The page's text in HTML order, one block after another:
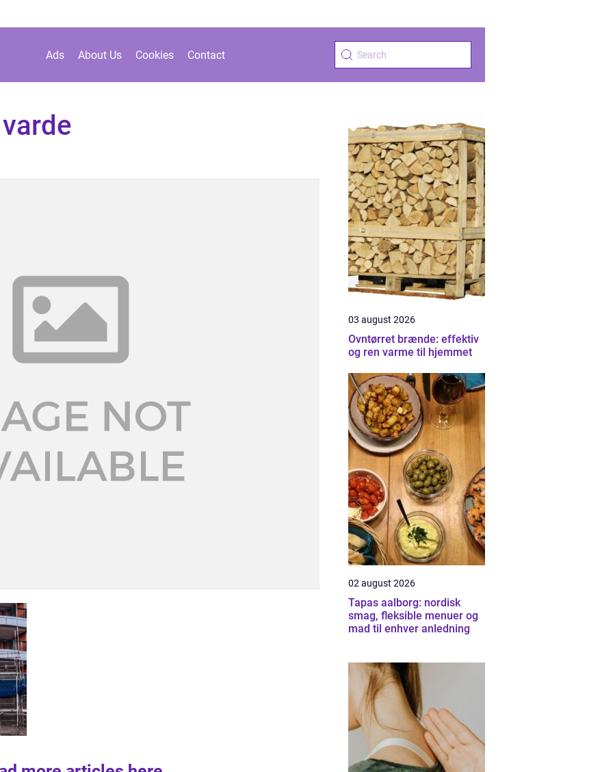
Ads About Us Cookies Contact
03 august 2026
Ovntørret brænde: effektiv
og ren varme til hjemmet
02 august 2026
Tapas aalborg: nordisk
smag, fleksible menuer og
mad til enhver anledning